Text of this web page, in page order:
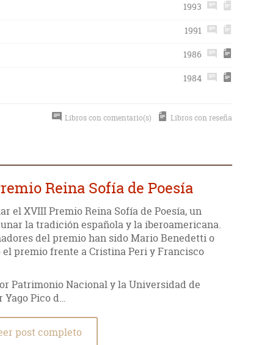
1993
1991
1986
1984
Libros con comentario(s) Libros con reseña
Reina Sofía de Poesía
el XVIII Premio Reina Sofía de Poesía, un
la tradición española y la iberoamericana.
del premio han sido Mario Benedetti o
premio frente a Cristina Peri y Francisco
Patrimonio Nacional y la Universidad de
Yago Pico d…
post completo